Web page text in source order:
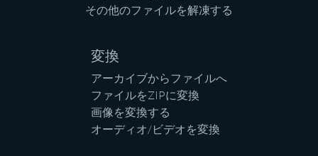
その他のファイルを解凍する
変換
アーカイブからファイルへ
ファイルをZIPに変換
画像を変換する
オーディオ/ビデオを変換